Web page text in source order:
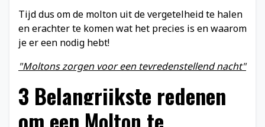
Tijd dus om de molton uit de vergetelheid te halen
en erachter te komen wat het precies is en waarom
je er een nodig hebt!
"Moltons zorgen voor een tevredenstellend nacht"
3 Belangrijkste redenen
om een Molton te